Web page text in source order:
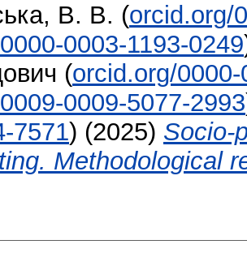
В. В. (orcid.org/
0003-1193-0249
(orcid.org/
0009-5077-2993
7571) (2025) Socio-
Methodological